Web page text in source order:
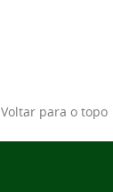
Voltar para o topo